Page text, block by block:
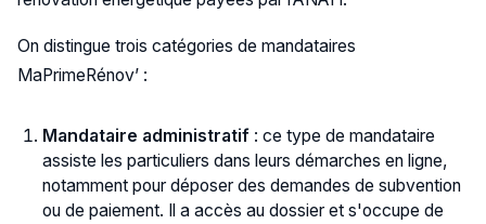
On distingue trois catégories de mandataires
MaPrimeRénov’ :
Mandataire administratif : ce type de mandataire
assiste les particuliers dans leurs démarches en ligne,
notamment pour déposer des demandes de subvention
ou de paiement. Il a accès au dossier et s'occupe de